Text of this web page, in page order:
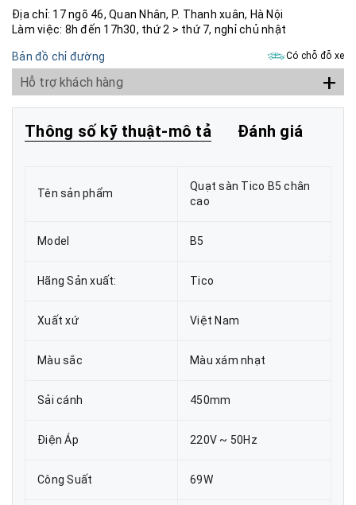
Địa chỉ: 17 ngõ 46, Quan Nhân, P. Thanh xuân, Hà Nội
Làm việc: 8h đến 17h30, thứ 2 > thứ 7, nghỉ chủ nhật
Bản đồ chỉ đường Có chỗ đỗ xe
Hỗ trợ khách hàng +
Thông số kỹ thuật-mô tả Đánh giá
Tên sản phẩm
Quạt sàn Tico B5 chân
cao
Model B5
Hãng Sản xuất: Tico
Xuất xứ Việt Nam
Màu sắc Màu xám nhạt
Sải cánh 450mm
Điện Áp 220V ~ 50Hz
Công Suất 69W